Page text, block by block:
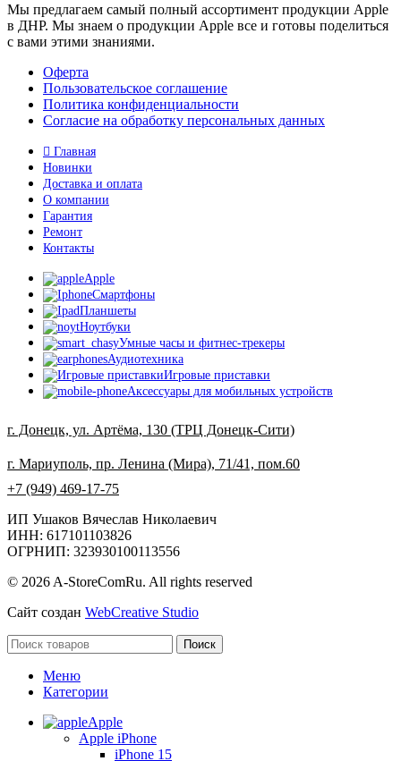
Мы предлагаем самый полный ассортимент продукции Apple
в ДНР. Мы знаем о продукции Apple все и готовы поделиться
с вами этими знаниями.
Оферта
Пользовательское соглашение
Политика конфиденциальности
Согласие на обработку персональных данных
Главная
Новинки
Доставка и оплата
О компании
Гарантия
Ремонт
Контакты
Apple
Смартфоны
Планшеты
Ноутбуки
Умные часы и фитнес-трекеры
Аудиотехника
Игровые приставки
Аксессуары для мобильных устройств
г. Донецк, ул. Артёма, 130 (ТРЦ Донецк-Сити)
г. Мариуполь, пр. Ленина (Мира), 71/41, пом.60
+7 (949) 469-17-75
ИП Ушаков Вячеслав Николаевич
ИНН: 617101103826
ОГРНИП: 323930100113556
© 2026 A-StoreComRu. All rights reserved
Сайт создан WebCreative Studio
Поиск
Меню
Категории
Apple
Apple iPhone
iPhone 15